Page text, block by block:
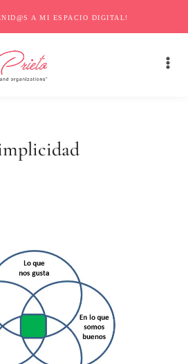
A MI ESPACIO DIGITAL!